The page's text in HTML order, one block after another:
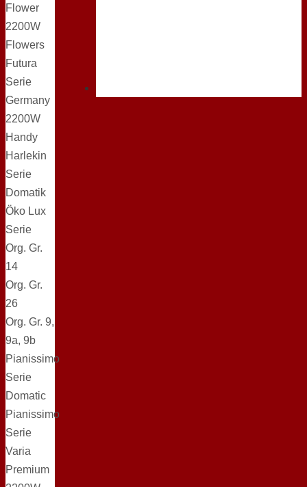
Flower
2200W
Flowers
Futura
Serie
Germany
2200W
Handy
Harlekin
Serie
Domatik
Öko Lux
Serie
Org. Gr.
14
Org. Gr.
26
Org. Gr. 9,
9a, 9b
Pianissimo
Serie
Domatic
Pianissimo
Serie
Varia
Premium